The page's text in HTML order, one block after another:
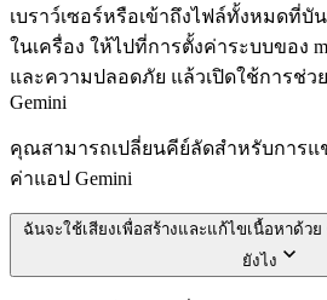
เบราว์เซอร์หรือเข้าถึงไฟล์ทั้งหมดที่บั
ในเครื่อง ให้ไปที่การตั้งค่าระบบของ
และความปลอดภัย แล้วเปิดใช้การช่ว
Gemini
คุณสามารถเปลี่ยนคีย์ลัดสำหรับการแ
ค่าแอป Gemini
ฉันจะใช้เสียงเพื่อสร้างและแก้ไขเนื้อหาด้ว
ยังไง